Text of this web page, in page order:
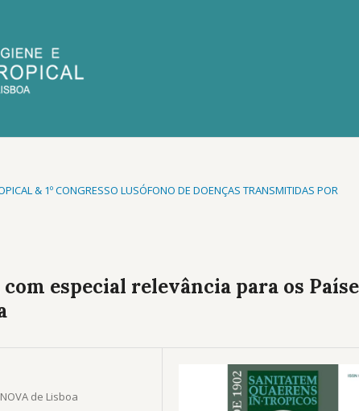
& 1º CONGRESSO LUSÓFONO DE DOENÇAS TRANSMITIDAS POR
especial relevância para os
de Lisboa